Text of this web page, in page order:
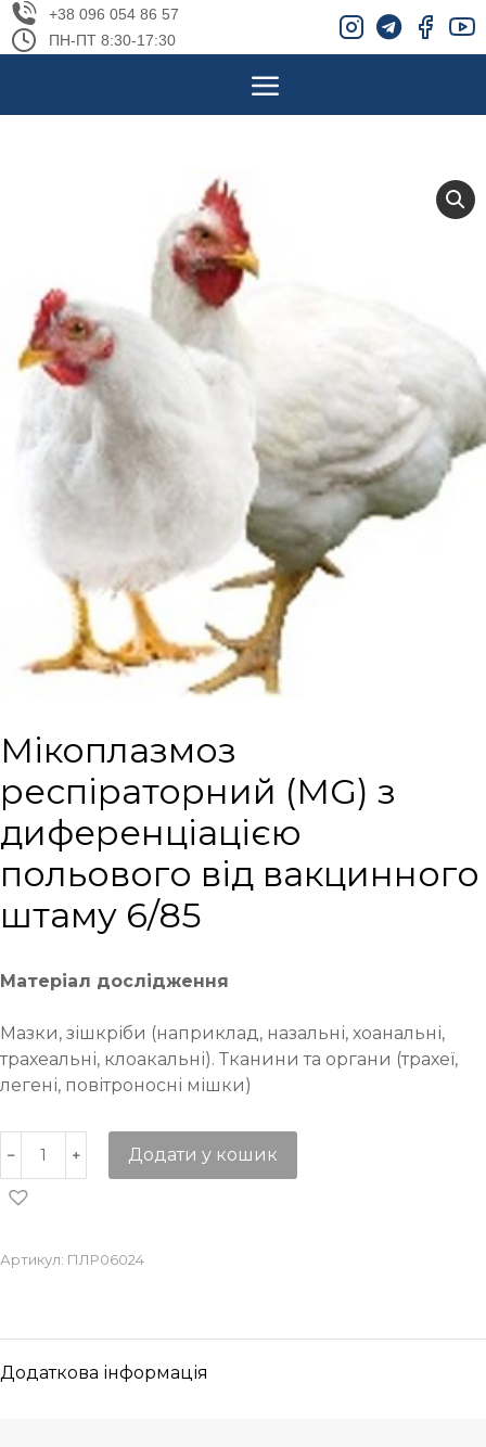
+38 096 054 86 57
ПН-ПТ 8:30-17:30
Мікоплазмоз
респіраторний (MG) з
диференціацією
польового від вакцинного
штаму 6/85
Матеріал дослідження
Мазки, зішкріби (наприклад, назальні, хоанальні,
трахеальні, клоакальні). Тканини та органи (трахеї,
легені, повітроносні мішки)
Додати у кошик
Артикул: ПЛР06024
Додаткова інформація